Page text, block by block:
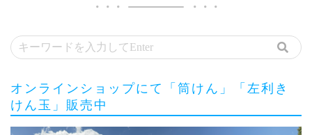
オンラインショップにて「筒けん」「左利き
けん玉」販売中